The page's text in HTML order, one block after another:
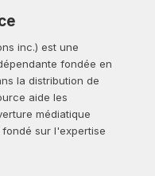
inc.) est une
fondée en
la distribution de
aide les
médiatique
sur l'expertise